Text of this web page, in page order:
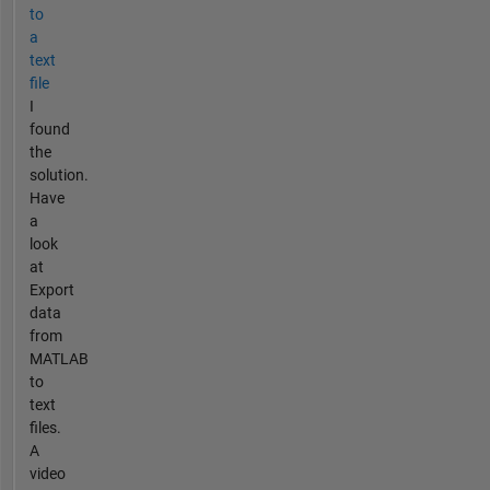
to
a
text
file
I
found
the
solution.
Have
a
look
at
Export
data
from
MATLAB
to
text
files.
A
video